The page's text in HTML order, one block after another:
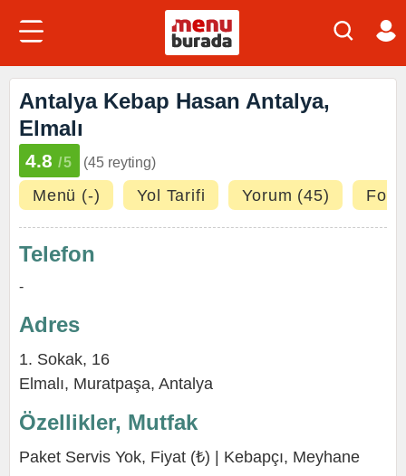
Antalya Kebap Hasan Antalya,
Elmalı
4.8 /5 (45 reyting)
Menü (-) Yol Tarifi Yorum (45)
Telefon
-
Adres
1. Sokak, 16
Elmalı, Muratpaşa, Antalya
Özellikler, Mutfak
Paket Servis Yok, Fiyat (₺) | Kebapçı, Meyhane